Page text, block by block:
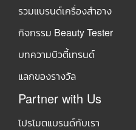
รวมแบรนด์เครื่องสำอาง
กิจกรรม Beauty Tester
บทความบิวตี้เทรนด์
แลกของรางวัล
Partner with Us
โปรโมตแบรนด์กับเรา